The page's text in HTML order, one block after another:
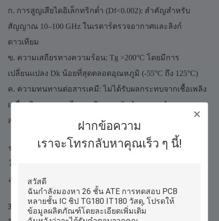
ฝากข้อความ
เราจะโทรกลับหาคุณเร็ว ๆ นี้!
ก. การสูญเสียไดอิเล็กทริกต่ำ (Df<0.002): สำคัญสำหรับ
สัญญาณ 10–100 GHz ในเรดาร์ตรวจอากาศและลิงก์
ดาวเทียม
ข. ความเสถียรทางความร้อน: Tg >200°C โดยมีการ
เปลี่ยนแปลง Dk น้อยที่สุดตลอดอุณหภูมิ (-55°C ถึง 125°C)
ค. ความทนทานต่อสารเคมี: ไม่ได้รับผลกระทบจากเชื้อเพลิง
เครื่องบินของเหลวไฮดรอลิก และตัวทำละลายทำความ
สะอาด
ข้อแลกเปลี่ยน: PTFE มีราคาแพง (3 เท่าของ FR-4) และต้อง
ใช้การเจาะ/การกัดแบบพิเศษ ซึ่งสมเหตุสมผลสำหรับการใช้
งานด้านการบินและอวกาศความถี่สูง
3. ลามิเนตที่เติมเซรามิก: ความเสถียรของมิติ